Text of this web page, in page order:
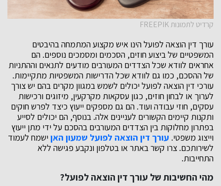
קרדיט לתמונות FREEPIK
עורך דין הוצאה לפועל הינו איש מקצוע המתמחה בהיבטים
המשפטיים של ביצוע חוזים, הסכמים ומסמכים נוספים. הם
אחראים לוודא שכל הצדדים המעורבים מודעים לתנאים וההתניות
של ההסכם, כמו גם לוודא שכל הדרישות המשפטיות מתקיימות.
עורכי דין הוצאה לפועל יכולים לשמש במגוון מקרים בהם יש צורך
לערוך או לבחון חוזים, כגון עסקאות מקרקעין, מיזוגים ורכישות
עסקים, חוזי עבודה ועוד. הם גם מספקים ייעוץ כיצד לפרש חוקים
ותקנות קיימים הקשורים לעניינים אלה. בנוסף, הם יכולים לסייע
בפתרון מחלוקות בין הצדדים המעורבים בהסכם על ידי מתן ייעוץ
וייצוג משפטי. עורך דין הוצאה לפועל שמעון האן ישמח לעמוד
לשירותכם. צרו קשר באתר או בטלפון ונקבע פגישה ללא
התחייבות.
מהי החשיבות של עורך דין הוצאה לפועל?